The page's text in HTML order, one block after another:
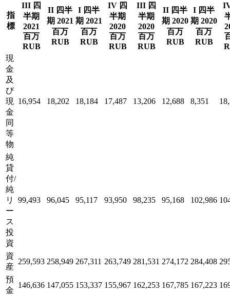
指
標
III 四
半期
2021
百万
RUB
II 四半
期 2021
百万
RUB
I 四半
期 2021
百万
RUB
IV 四
半期
2020
百万
RUB
III 四
半期
2020
百万
RUB
II 四半
期 2020
百万
RUB
I 四半
期 2020
百万
RUB
現
金
及
び
現
金
同
等
物
16,954 18,202 18,184 17,487 13,206 12,688 8,351
純
貸
付/
純
リ
ー
ス
投
資
99,493 96,045 95,117 93,950 98,235 95,168 102,986
資
産
259,593 258,949 267,311 263,749 281,531 274,172 284,408
預
金
146,636 147,055 153,337 155,967 162,253 167,785 167,223